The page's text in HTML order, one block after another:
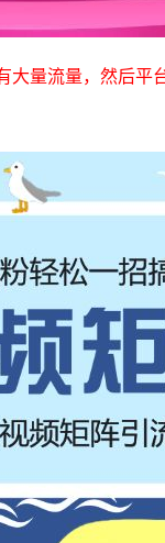
量流量，然后平